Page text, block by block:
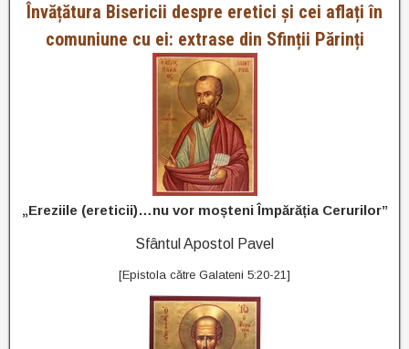
Învățătura Bisericii despre eretici și cei aflați în
comuniune cu ei: extrase din Sfinții Părinți
„Ereziile (ereticii)…nu vor moșteni Împărăția Cerurilor”
Sfântul Apostol Pavel
[Epistola către Galateni 5:20-21]